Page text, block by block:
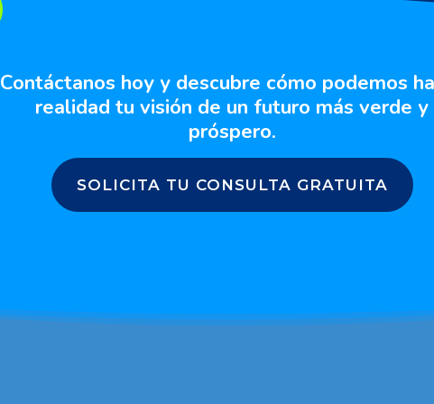
Contáctanos hoy y descubre cómo podemos
realidad tu visión de un futuro más verde y
próspero.
SOLICITA TU CONSULTA GRATUITA